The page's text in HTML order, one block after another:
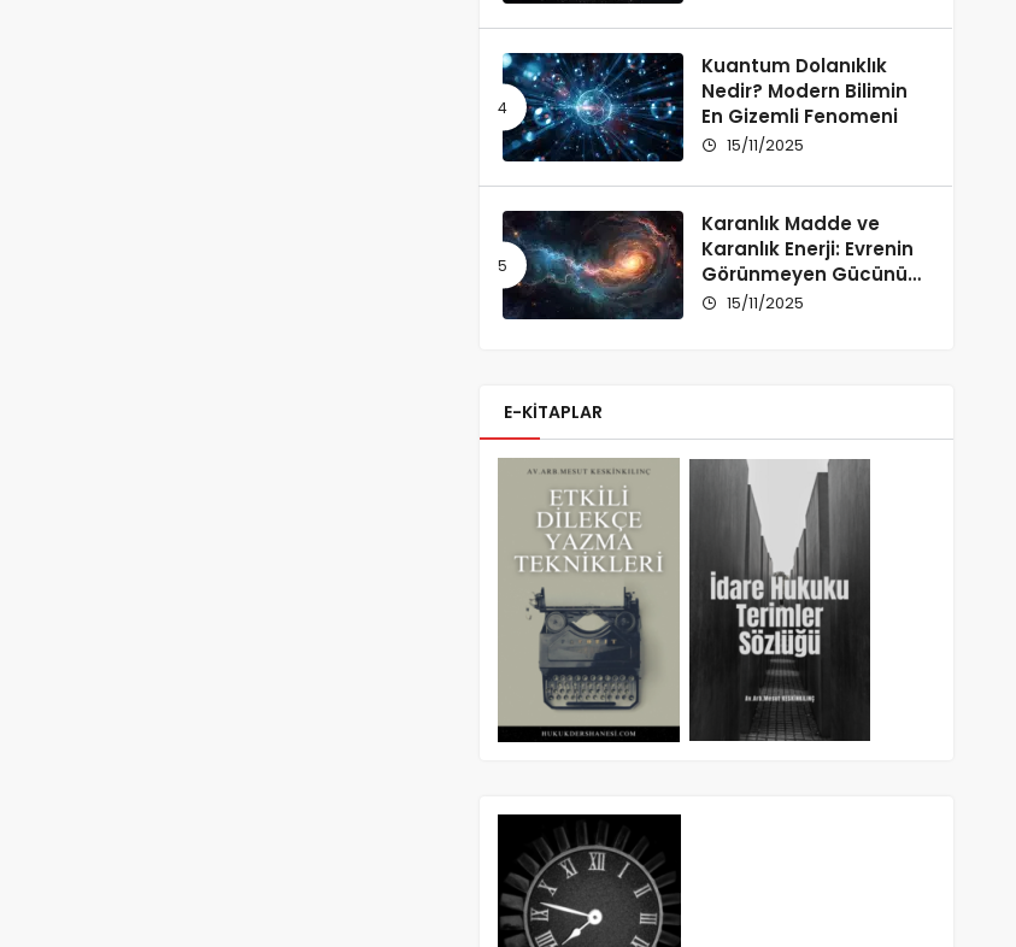
Kuantum Dolanıklık
Nedir? Modern Bilimin
En Gizemli Fenomeni
15/11/2025
Karanlık Madde ve
Karanlık Enerji: Evrenin
Görünmeyen Gücünü
Anlamak
15/11/2025
E-KİTAPLAR